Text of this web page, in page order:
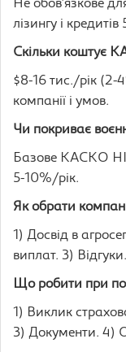
Не обов’язкове
лізингу і кредитів
Скільки коштує
$8-16 тис./рік (2-
компанії і умов.
Чи покриває
Базове КАСКО НІ.
5-10%/рік.
Як обрати
1) Досвід в
виплат. 3)
Що робити при
1) Виклик
3) Документи. 4)